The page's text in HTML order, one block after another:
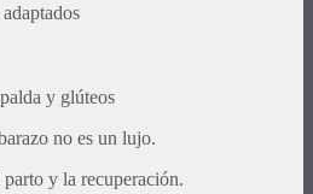
y glúteos
no es un lujo.
y la recuperación.